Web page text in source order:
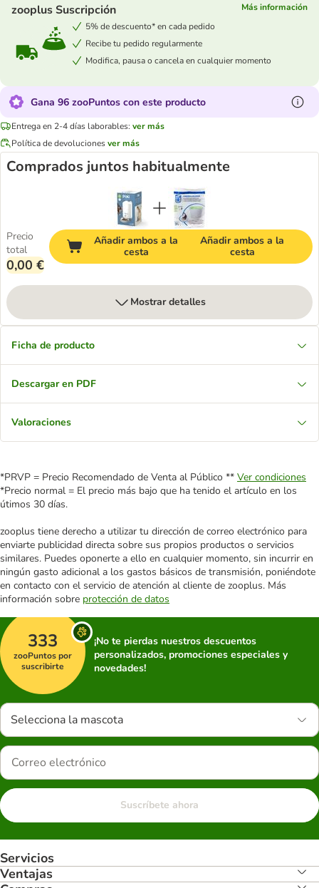
zooplus Suscripción
Más información
5% de descuento* en cada pedido
Recibe tu pedido regularmente
Modifica, pausa o cancela en cualquier momento
Gana 96 zooPuntos con este producto
Entrega en 2-4 días laborables: ver más
Política de devolucionesver más
Comprados juntos habitualmente
Precio
total
0,00 €
Añadir ambos a la
cesta
Añadir ambos a la
cesta
Mostrar detalles
Ficha de producto
Descargar en PDF
Valoraciones
*PRVP = Precio Recomendado de Venta al Público ** Ver condiciones
*Precio normal = El precio más bajo que ha tenido el artículo en los
útimos 30 días.
zooplus tiene derecho a utilizar tu dirección de correo electrónico para
enviarte publicidad directa sobre sus propios productos o servicios
similares. Puedes oponerte a ello en cualquier momento, sin incurrir en
ningún gasto adicional a los gastos básicos de transmisión, poniéndote
en contacto con el servicio de atención al cliente de zooplus. Más
información sobre protección de datos
333
zooPuntos por
suscribirte
¡No te pierdas nuestros descuentos
personalizados, promociones especiales y
novedades!
Selecciona la mascota
Suscríbete ahora
Servicios
Ventajas